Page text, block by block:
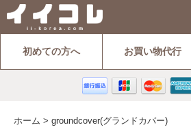
初めての方へ お買い物代行
ホーム > groundcover(グランドカバー)